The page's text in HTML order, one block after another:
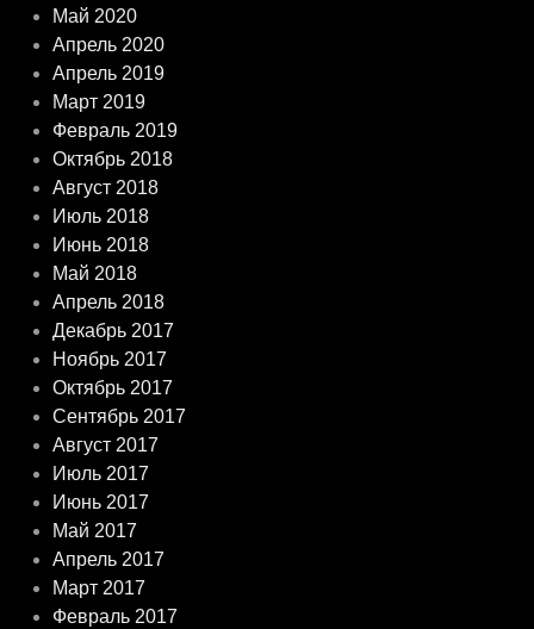
Май 2020
Апрель 2020
Апрель 2019
Март 2019
Февраль 2019
Октябрь 2018
Август 2018
Июль 2018
Июнь 2018
Май 2018
Апрель 2018
Декабрь 2017
Ноябрь 2017
Октябрь 2017
Сентябрь 2017
Август 2017
Июль 2017
Июнь 2017
Май 2017
Апрель 2017
Март 2017
Февраль 2017